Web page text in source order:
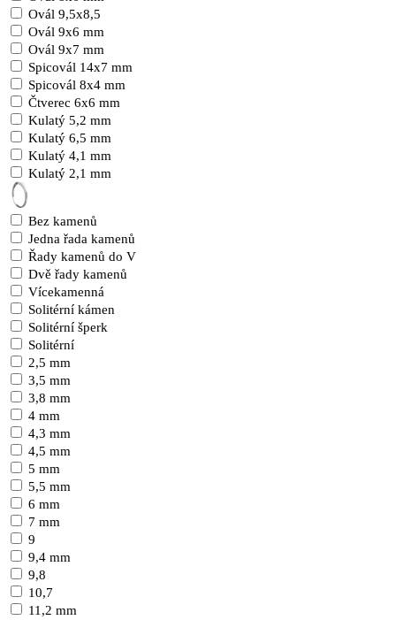
Ovál 9,5x8,5
Ovál 9x6 mm
Ovál 9x7 mm
Spicovál 14x7 mm
Spicovál 8x4 mm
Čtverec 6x6 mm
Kulatý 5,2 mm
Kulatý 6,5 mm
Kulatý 4,1 mm
Kulatý 2,1 mm
Bez kamenů
Jedna řada kamenů
Řady kamenů do V
Dvě řady kamenů
Vícekamenná
Solitérní kámen
Solitérní šperk
Solitérní
2,5 mm
3,5 mm
3,8 mm
4 mm
4,3 mm
4,5 mm
5 mm
5,5 mm
6 mm
7 mm
9
9,4 mm
9,8
10,7
11,2 mm